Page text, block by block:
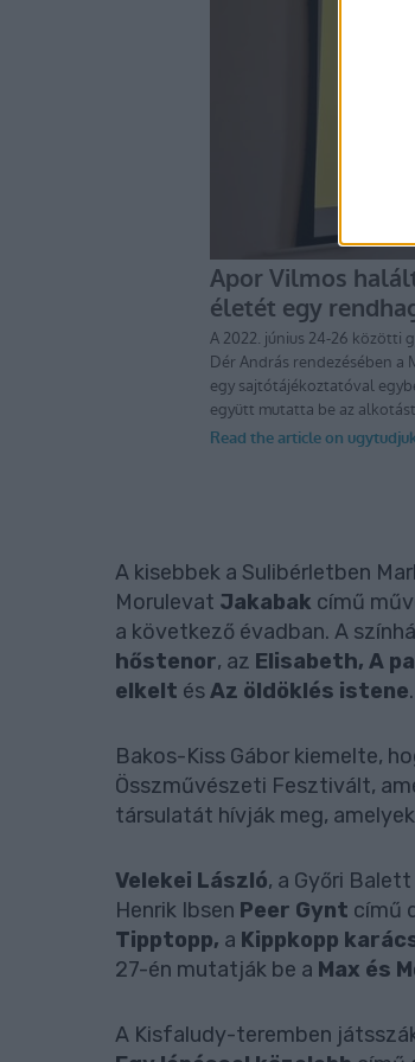
A kisebbek a Sulibérletben
Morulevat Jakabak című
a következő évadban. A
hőstenor, az Elisabeth, A
elkelt ésAz öldöklés istene.
Bakos-Kiss Gábor kiemelte,
Összművészeti Fesztivált,
társulatát hívják meg,
Velekei László, a Győri
Henrik Ibsen Peer Gynt című
Tipptopp, a Kippkopp
27-én mutatják be a Max és
A Kisfaludy-teremben